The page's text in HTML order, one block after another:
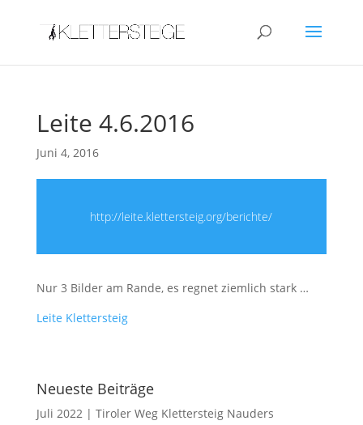
Leite 4.6.2016
Juni 4, 2016
http://leite.klettersteig.org/berichte/
Nur 3 Bilder am Rande, es regnet ziemlich stark …
Leite Klettersteig
Neueste Beiträge
Juli 2022 | Tiroler Weg Klettersteig Nauders